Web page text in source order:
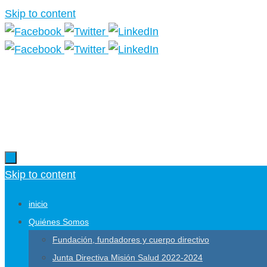
Skip to content
Skip to content
inicio
Quiénes Somos
Fundación, fundadores y cuerpo directivo
Junta Directiva Misión Salud 2022-2024